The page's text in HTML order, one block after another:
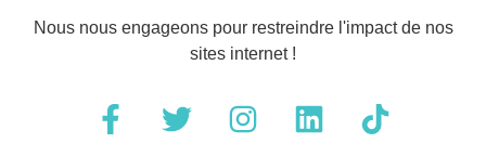
Nous nous engageons pour restreindre l'impact de nos
sites internet !